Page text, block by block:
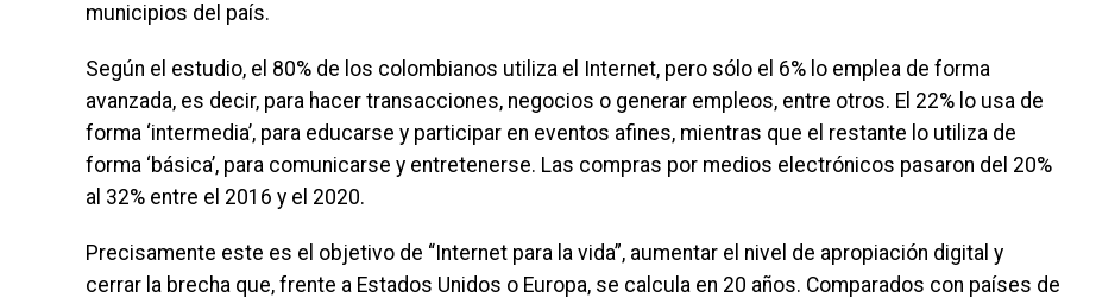
municipios del país.
Según el estudio, el 80% de los colombianos utiliza el Internet, pero sólo el 6% lo emplea de forma
avanzada, es decir, para hacer transacciones, negocios o generar empleos, entre otros. El 22% lo usa de
forma ‘intermedia’, para educarse y participar en eventos afines, mientras que el restante lo utiliza de
forma ‘básica’, para comunicarse y entretenerse. Las compras por medios electrónicos pasaron del 20%
al 32% entre el 2016 y el 2020.
Precisamente este es el objetivo de “Internet para la vida”, aumentar el nivel de apropiación digital y
cerrar la brecha que, frente a Estados Unidos o Europa, se calcula en 20 años. Comparados con países de